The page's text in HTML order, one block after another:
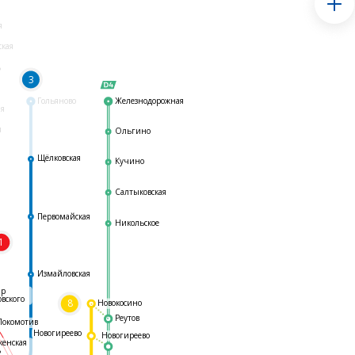
Гольяново
3
8
Железнодорожная
Ольгино
Кучино
Салтыковская
Никольское
Реутов
Измайловская
Первомайская
Щёлковская
Новогиреево
Новогиреево
Новокосино